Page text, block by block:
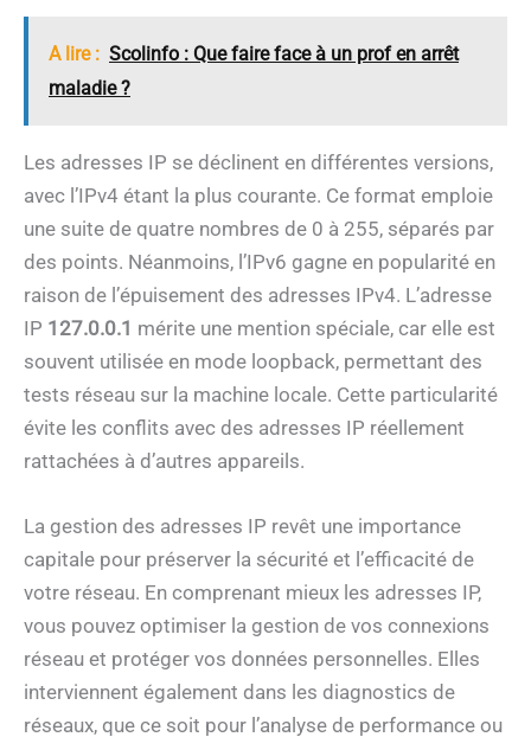
A lire : Scolinfo : Que faire face à un prof en arrêt
maladie ?
Les adresses IP se déclinent en différentes versions,
avec l’IPv4 étant la plus courante. Ce format emploie
une suite de quatre nombres de 0 à 255, séparés par
des points. Néanmoins, l’IPv6 gagne en popularité en
raison de l’épuisement des adresses IPv4. L’adresse
IP 127.0.0.1 mérite une mention spéciale, car elle est
souvent utilisée en mode loopback, permettant des
tests réseau sur la machine locale. Cette particularité
évite les conflits avec des adresses IP réellement
rattachées à d’autres appareils.
La gestion des adresses IP revêt une importance
capitale pour préserver la sécurité et l’efficacité de
votre réseau. En comprenant mieux les adresses IP,
vous pouvez optimiser la gestion de vos connexions
réseau et protéger vos données personnelles. Elles
interviennent également dans les diagnostics de
réseaux, que ce soit pour l’analyse de performance ou